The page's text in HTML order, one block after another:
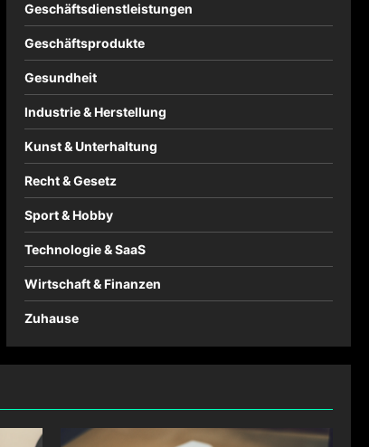
Geschäftsdienstleistungen
Geschäftsprodukte
Gesundheit
Industrie & Herstellung
Kunst & Unterhaltung
Recht & Gesetz
Sport & Hobby
Technologie & SaaS
Wirtschaft & Finanzen
Zuhause